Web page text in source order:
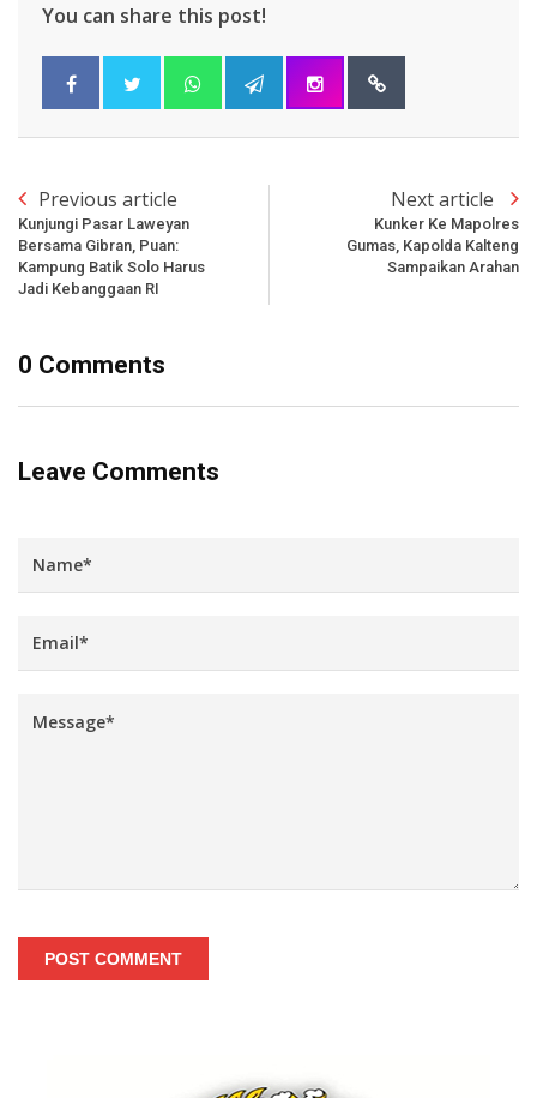
You can share this post!
Previous article
Kunjungi Pasar Laweyan
Bersama Gibran, Puan:
Kampung Batik Solo Harus
Jadi Kebanggaan RI
Next article
Kunker Ke Mapolres
Gumas, Kapolda Kalteng
Sampaikan Arahan
0 Comments
Leave Comments
POST COMMENT